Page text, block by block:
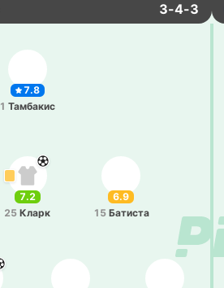
3-4-3
7.8
1 Та­мба­кис
6.9
15 Ба­ти­ста
7.2
25 Кларк